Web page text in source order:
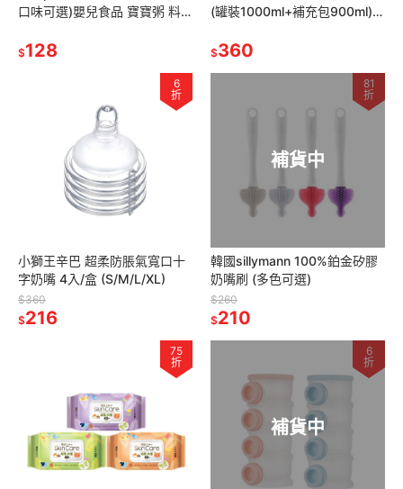
口味可選)嬰兒食品 寶寶粥 料
$128
(罐裝1000ml+補充包900ml)/
$360
6
折
小獅王辛巴 超柔防脹氣寬口十
字奶嘴 4入/盒 (S/M/L/XL)
$360
$216
補貨中
81
折
韓國sillymann 100%鉑金矽膠
奶嘴刷 (多色可選)
$260
$210
75
折
補貨中
6
折